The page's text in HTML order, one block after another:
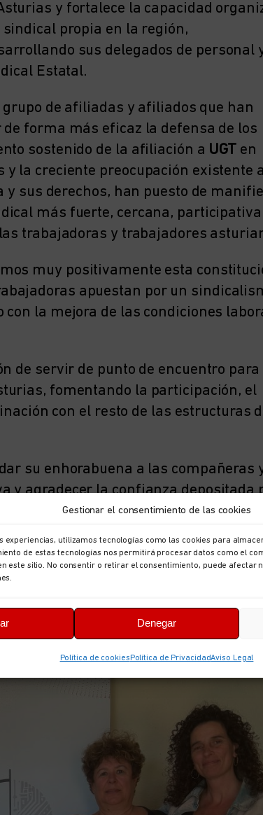
Gestionar el consentimiento de las cookies
experiencias, utilizamos tecnologías como las cookies para
de estas tecnologías nos permitirá procesar datos como el
este sitio. No consentir o retirar el consentimiento, puede afectar
Denegar
Política de cookies Política de PrivacidadAviso Legal
y fortalece la capacidad
propia en la región,
sus delegados de personal
Estatal.
de afiliadas y afiliados que han
forma más eficaz la defensa de los
sostenido de la afiliación a UGT en
la creciente preocupación existente
sus derechos, han puesto de
más fuerte, cercana,
trabajadoras y trabajadores
muy positivamente esta
apuestan por un
la mejora de las condiciones
de servir de punto de encuentro para
fomentando la participación, el
con el resto de las estructuras
su enhorabuena a las compañeras
y agradecer la confianza depositada
importante avance organizativo.
representa un paso más en el
centros de trabajo asturianos y de
vez más fuerte, cercana y útil para las